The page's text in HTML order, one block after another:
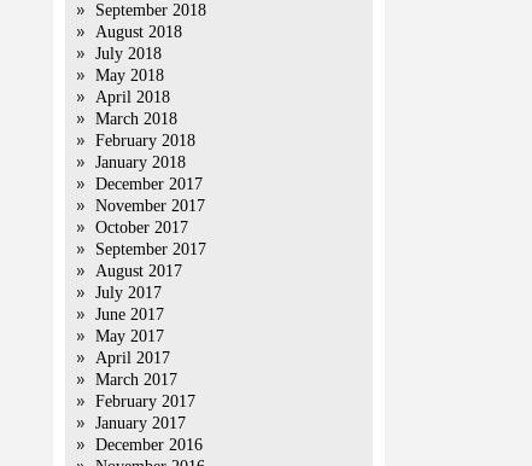
September 2018
August 2018
July 2018
May 2018
April 2018
March 2018
February 2018
January 2018
December 2017
November 2017
October 2017
September 2017
August 2017
July 2017
June 2017
May 2017
April 2017
March 2017
February 2017
January 2017
December 2016